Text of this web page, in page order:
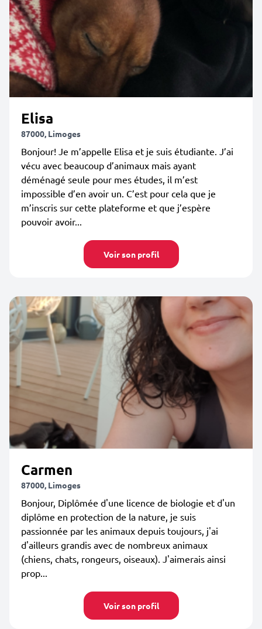
Elisa
87000, Limoges
Bonjour! Je m’appelle Elisa et je suis étudiante. J’ai
vécu avec beaucoup d’animaux mais ayant
déménagé seule pour mes études, il m’est
impossible d’en avoir un. C’est pour cela que je
m’inscris sur cette plateforme et que j’espère
pouvoir avoir...
Voir son profil
Carmen
87000, Limoges
Bonjour, Diplômée d'une licence de biologie et d'un
diplôme en protection de la nature, je suis
passionnée par les animaux depuis toujours, j'ai
d'ailleurs grandis avec de nombreux animaux
(chiens, chats, rongeurs, oiseaux). J'aimerais ainsi
prop...
Voir son profil